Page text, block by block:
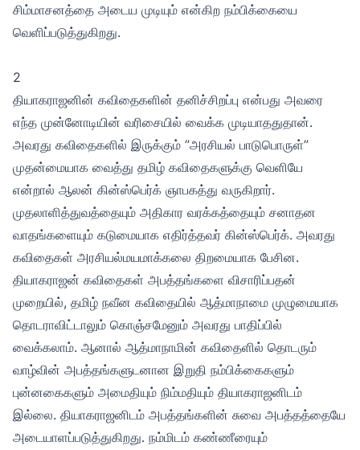
சிம்மாசனத்தை அடைய முடியும் என்கிற நம்பிக்கையை
வெளிப்படுத்துகிறது.
2
தியாகராஜனின் கவிதைகளின் தனிச்சிறப்பு என்பது அவரை
எந்த முன்னோடியின் வரிசையில் வைக்க முடியாததுதான்.
அவரது கவிதைகளில் இருக்கும் ”அரசியல் பாடுபொருள்”
முதன்மையாக வைத்து தமிழ் கவிதைகளுக்கு வெளியே
என்றால் ஆலன் கின்ஸ்பெர்க் ஞாபகத்து வருகிறார்.
முதலாளித்துவத்தையும் அதிகார வரக்கத்தையும் சனாதன
வாதங்களையும் கடுமையாக எதிர்த்தவர் கின்ஸ்பெர்க். அவரது
கவிதைகள் அரசியல்மயமாக்கலை திறமையாக பேசின.
தியாகராஜன் கவிதைகள் அபத்தங்களை விசாரிப்பதன்
முறையில், தமிழ் நவீன கவிதையில் ஆத்மாநாமை முழுமையாக
தொடராவிட்டாலும் கொஞ்சமேனும் அவரது பாதிப்பில்
வைக்கலாம். ஆனால் ஆத்மாநாமின் கவிதைளில் தொடரும்
வாழ்வின் அபத்தங்களுடனான இறுதி நம்பிக்கைகளும்
புன்னகைகளும் அமைதியும் நிம்மதியும் தியாகராஜனிடம்
இல்லை. தியாகராஜனிடம் அபத்தங்களின் சுவை அபத்தத்தையே
அடையாளப்படுத்துகிறது. நம்மிடம் கண்ணீரையும்